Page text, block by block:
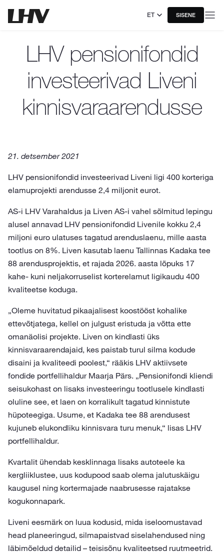
ET SISENE
LHV pensionifondid
investeerivad Liveni
kinnisvaraarendusse
21. detsember 2021
LHV pensionifondid investeerivad Liveni ligi 400 korteriga
elamuprojekti arendusse 2,4 miljonit eurot.
AS-i LHV Varahaldus ja Liven AS-i vahel sõlmitud lepingu
alusel annavad LHV pensionifondid Livenile kokku 2,4
miljoni euro ulatuses tagatud arenduslaenu, mille aasta
tootlus on 8%. Liven kasutab laenu Tallinnas Kadaka tee
88 arendusprojektis, et rajada 2026. aasta lõpuks 17
kahe- kuni neljakorruselist korterelamut ligikaudu 400
kvaliteetse koduga.
„Oleme huvitatud pikaajalisest koostööst kohalike
ettevõtjatega, kellel on julgust eristuda ja võtta ette
omanäolisi projekte. Liven on kindlasti üks
kinnisvaraarendajaid, kes paistab turul silma kodude
disaini ja kvaliteedi poolest,“ rääkis LHV aktiivsete
fondide portfellihaldur Maarja Pärs. „Pensionifondi kliendi
seisukohast on lisaks investeeringu tootlusele kindlasti
oluline see, et laen on korralikult tagatud kinnistute
hüpoteegiga. Usume, et Kadaka tee 88 arendusest
kujuneb elukondliku kinnisvara turu menuk,“ lisas LHV
portfellihaldur.
Kvartalit ühendab kesklinnaga lisaks autoteele ka
kergliiklustee, uus kodupood saab olema jalutuskäigu
kaugusel ning kortermajade naabrusesse rajatakse
kogukonnapark.
Liveni eesmärk on luua kodusid, mida iseloomustavad
head planeeringud, silmapaistvad siselahendused ning
läbimõeldud detailid – teisisõnu kvaliteetsed ruutmeetrid.